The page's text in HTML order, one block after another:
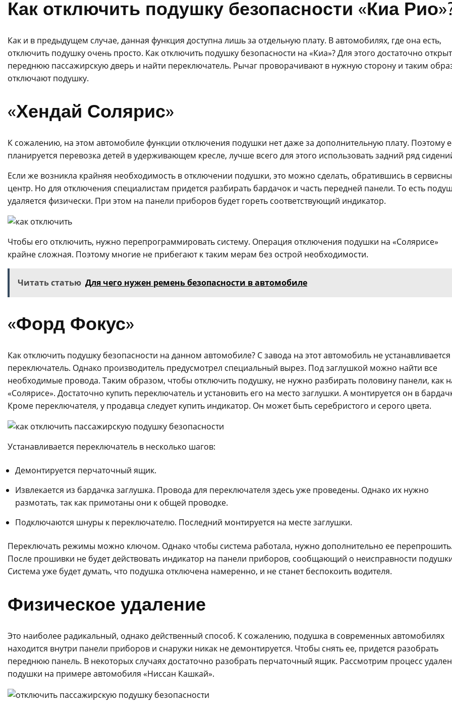
Как отключить подушку безопасности «Киа
Как и в предыдущем случае, данная функция доступна лишь за отдельную плату. В автомобилях, где она есть,
отключить подушку очень просто. Как отключить подушку безопасности на «Киа»? Для этого достаточно
переднюю пассажирскую дверь и найти переключатель. Рычаг проворачивают в нужную сторону и таким
отключают подушку.
«Хендай Солярис»
К сожалению, на этом автомобиле функции отключения подушки нет даже за дополнительную плату. Поэтому
планируется перевозка детей в удерживающем кресле, лучше всего для этого использовать задний ряд
Если же возникла крайняя необходимость в отключении подушки, это можно сделать, обратившись в
центр. Но для отключения специалистам придется разбирать бардачок и часть передней панели. То есть
удаляется физически. При этом на панели приборов будет гореть соответствующий индикатор.
Чтобы его отключить, нужно перепрограммировать систему. Операция отключения подушки на «Солярисе»
крайне сложная. Поэтому многие не прибегают к таким мерам без острой необходимости.
Читать статью Для чего нужен ремень безопасности в автомобиле
«Форд Фокус»
Как отключить подушку безопасности на данном автомобиле? С завода на этот автомобиль не устанавливается
переключатель. Однако производитель предусмотрел специальный вырез. Под заглушкой можно найти все
необходимые провода. Таким образом, чтобы отключить подушку, не нужно разбирать половину панели, как
«Солярисе». Достаточно купить переключатель и установить его на место заглушки. А монтируется он в
Кроме переключателя, у продавца следует купить индикатор. Он может быть серебристого и серого цвета.
Устанавливается переключатель в несколько шагов:
Демонтируется перчаточный ящик.
Извлекается из бардачка заглушка. Провода для переключателя здесь уже проведены. Однако их нужно
размотать, так как примотаны они к общей проводке.
Подключаются шнуры к переключателю. Последний монтируется на месте заглушки.
Переключать режимы можно ключом. Однако чтобы система работала, нужно дополнительно ее перепрошить.
После прошивки не будет действовать индикатор на панели приборов, сообщающий о неисправности
Система уже будет думать, что подушка отключена намеренно, и не станет беспокоить водителя.
Физическое удаление
Это наиболее радикальный, однако действенный способ. К сожалению, подушка в современных автомобилях
находится внутри панели приборов и снаружи никак не демонтируется. Чтобы снять ее, придется разобрать
переднюю панель. В некоторых случаях достаточно разобрать перчаточный ящик. Рассмотрим процесс
подушки на примере автомобиля «Ниссан Кашкай».